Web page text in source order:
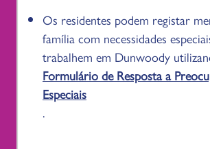
Os residentes podem registar
família com necessidades
trabalhem em Dunwoody
Formulário de Resposta a
Especiais
.